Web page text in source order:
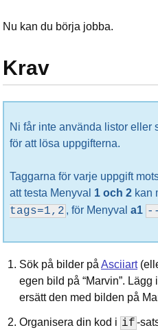
Nu kan du börja jobba.
Krav
Ni får inte använda listor eller
för att lösa uppgifterna.
Taggarna för varje uppgift
att testa Menyval 1 och 2 kan
tags=1,2 , för Menyvala1
Sök på bilder påAsciiart
egen bild på “Marvin”.
ersätt den med bilden på
Organisera din kod i if-